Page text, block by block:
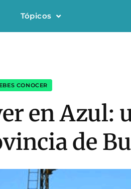
Tópicos
CONOCER
en Azul:
de